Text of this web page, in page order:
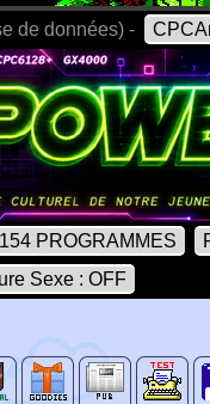
de données) -
PROGRAMMES
Sexe : OFF